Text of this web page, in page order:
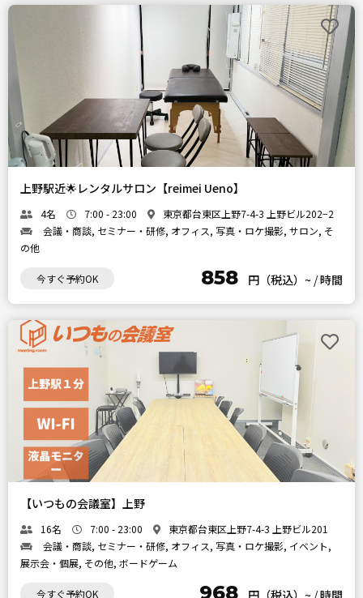
上野駅近🌟レンタルサロン【reimei Ueno】
4名 7:00 - 23:00
東京都台東区上野7-4-3 上野ビル202−2
会議・商談, セミナー・研修, オフィス, 写真・ロケ撮影, サロン, そ
の他
今すぐ予約OK 858 円（税込）~ /時間
【いつもの会議室】上野
16名 7:00 - 23:00
東京都台東区上野7-4-3 上野ビル201
会議・商談, セミナー・研修, オフィス, 写真・ロケ撮影, イベント,
展示会・個展, その他, ボードゲーム
今すぐ予約OK 968 円（税込）~ /時間